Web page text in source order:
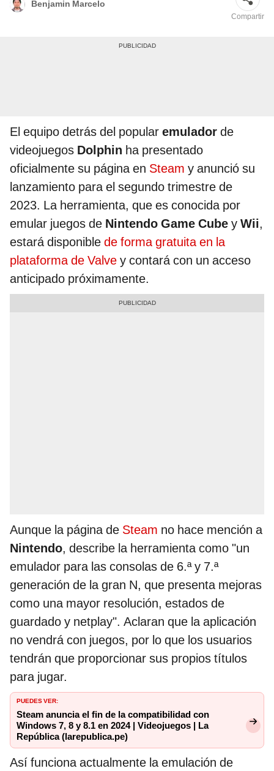
Benjamin Marcelo
Compartir
El equipo detrás del popular emulador de
videojuegos Dolphin ha presentado
oficialmente su página en Steam y anunció su
lanzamiento para el segundo trimestre de
2023. La herramienta, que es conocida por
emular juegos de Nintendo Game Cube y Wii,
estará disponible de forma gratuita en la
plataforma de Valve y contará con un acceso
anticipado próximamente.
Aunque la página de Steam no hace mención a
Nintendo, describe la herramienta como "un
emulador para las consolas de 6.ª y 7.ª
generación de la gran N, que presenta mejoras
como una mayor resolución, estados de
guardado y netplay". Aclaran que la aplicación
no vendrá con juegos, por lo que los usuarios
tendrán que proporcionar sus propios títulos
para jugar.
PUEDES VER:
Steam anuncia el fin de la compatibilidad con
Windows 7, 8 y 8.1 en 2024 | Videojuegos | La
República (larepublica.pe)
Así funciona actualmente la emulación de